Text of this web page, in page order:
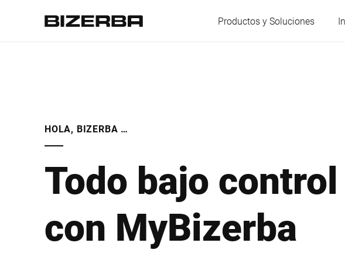
Productos y Soluciones
Hungría
America
Asia
Australia
HOLA, BIZERBA …
Todo bajo control
con MyBizerba